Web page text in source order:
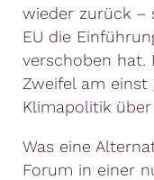
wieder zurück –
EU die
verschoben hat.
Zweifel am einst
Klimapolitik
Was eine
Forum in einer